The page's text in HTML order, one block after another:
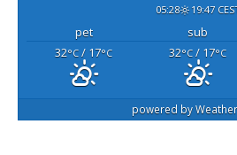
05:28 19:47
pet sub
32°C / 17°C 32°C / 17°C
powered by